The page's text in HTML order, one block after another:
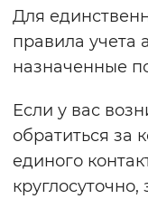
Для
правила учета
назначенные
Если у вас
обратиться за
единого